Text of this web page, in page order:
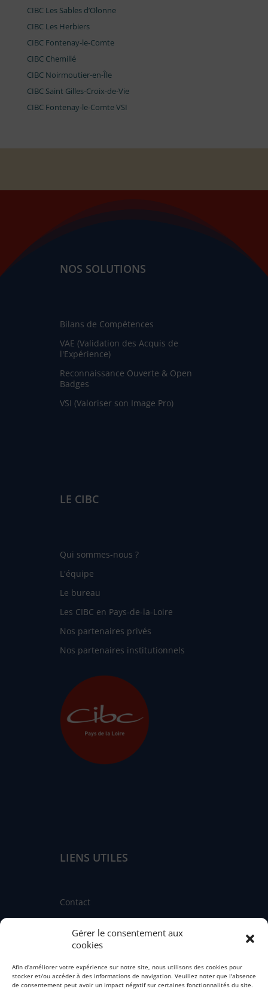
Gérer le consentement aux
cookies
Afin d'améliorer votre expérience sur notre site, nous utilisons des cookies pour
stocker et/ou accéder à des informations de navigation. Veuillez noter que l'absence
de consentement peut avoir un impact négatif sur certaines fonctionnalités du site.
CIBC Les Sables d’Olonne
CIBC Les Herbiers
CIBC Fontenay-le-Comte
CIBC Chemillé
CIBC Noirmoutier-en-Île
CIBC Saint Gilles-Croix-de-Vie
CIBC Fontenay-le-Comte VSI
NOS SOLUTIONS
Bilans de Compétences
VAE (Validation des Acquis de
l'Expérience)
Reconnaissance Ouverte & Open
Badges
VSI (Valoriser son Image Pro)
LE CIBC
Qui sommes-nous ?
L'équipe
Le bureau
Les CIBC en Pays-de-la-Loire
Nos partenaires privés
Nos partenaires institutionnels
LIENS UTILES
Contact
Linkedin
Facebook
Fédération nationale des CIBC